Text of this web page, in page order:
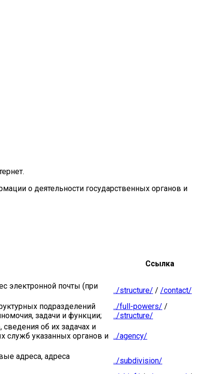
о деятельности государственных органов и
Ссылка
электронной почты (при ../structure/ / /contact/
подразделений
задачи и функции;
../full-powers/ /
../structure/
об их задачах и
служб указанных органов и ../agency/
адреса, адреса
../subdivision/